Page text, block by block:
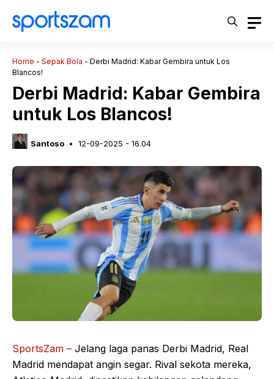
Home - Sepak Bola - Derbi Madrid: Kabar Gembira untuk Los
Blancos!
Derbi Madrid: Kabar Gembira
untuk Los Blancos!
Santoso 12-09-2025 - 16.04
SportsZam – Jelang laga panas Derbi Madrid, Real
Madrid mendapat angin segar. Rival sekota mereka,